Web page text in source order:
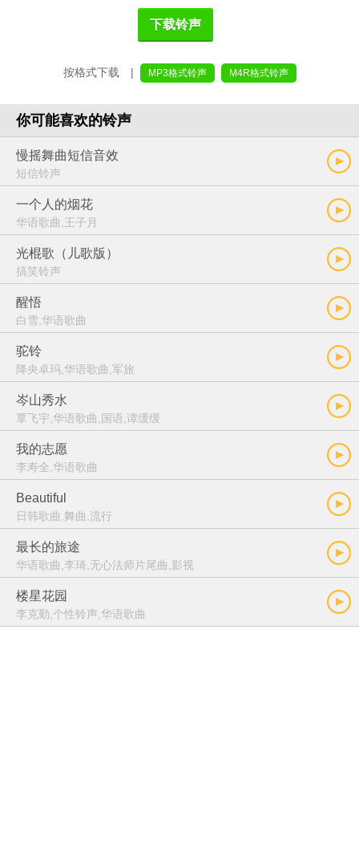
下载铃声
按格式下载 | MP3格式铃声 M4R格式铃声
你可能喜欢的铃声
慢摇舞曲短信音效
短信铃声
一个人的烟花
华语歌曲,王子月
光棍歌（儿歌版）
搞笑铃声
醒悟
白雪,华语歌曲
驼铃
降央卓玛,华语歌曲,军旅
岑山秀水
覃飞宇,华语歌曲,国语,谭缓缓
我的志愿
李寿全,华语歌曲
Beautiful
日韩歌曲,舞曲,流行
最长的旅途
华语歌曲,李琦,无心法师片尾曲,影视
楼星花园
李克勤,个性铃声,华语歌曲